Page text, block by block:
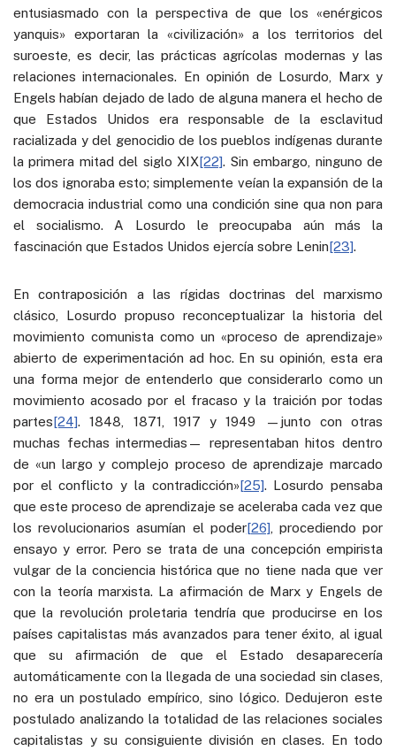
entusiasmado con la perspectiva de que los «enérgicos
yanquis» exportaran la «civilización» a los territorios del
suroeste, es decir, las prácticas agrícolas modernas y las
relaciones internacionales. En opinión de Losurdo, Marx y
Engels habían dejado de lado de alguna manera el hecho de
que Estados Unidos era responsable de la esclavitud
racializada y del genocidio de los pueblos indígenas durante
la primera mitad del siglo XIX[22]. Sin embargo, ninguno de
los dos ignoraba esto; simplemente veían la expansión de la
democracia industrial como una condición sine qua non para
el socialismo. A Losurdo le preocupaba aún más la
fascinación que Estados Unidos ejercía sobre Lenin[23].
En contraposición a las rígidas doctrinas del marxismo
clásico, Losurdo propuso reconceptualizar la historia del
movimiento comunista como un «proceso de aprendizaje»
abierto de experimentación ad hoc. En su opinión, esta era
una forma mejor de entenderlo que considerarlo como un
movimiento acosado por el fracaso y la traición por todas
partes[24]. 1848, 1871, 1917 y 1949 —junto con otras
muchas fechas intermedias— representaban hitos dentro
de «un largo y complejo proceso de aprendizaje marcado
por el conflicto y la contradicción»[25]. Losurdo pensaba
que este proceso de aprendizaje se aceleraba cada vez que
los revolucionarios asumían el poder[26] , procediendo por
ensayo y error. Pero se trata de una concepción empirista
vulgar de la conciencia histórica que no tiene nada que ver
con la teoría marxista. La afirmación de Marx y Engels de
que la revolución proletaria tendría que producirse en los
países capitalistas más avanzados para tener éxito, al igual
que su afirmación de que el Estado desaparecería
automáticamente con la llegada de una sociedad sin clases,
no era un postulado empírico, sino lógico. Dedujeron este
postulado analizando la totalidad de las relaciones sociales
capitalistas y su consiguiente división en clases. En todo